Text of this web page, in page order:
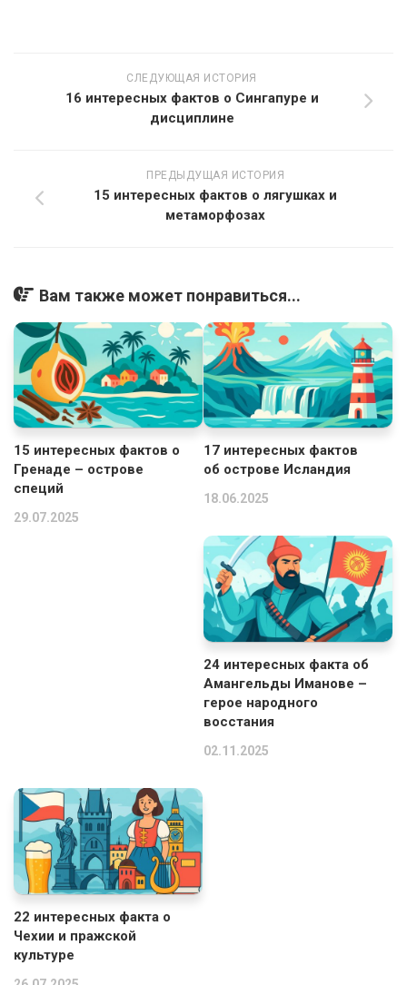
СЛЕДУЮЩАЯ ИСТОРИЯ
16 интересных фактов о Сингапуре и
дисциплине
ПРЕДЫДУЩАЯ ИСТОРИЯ
15 интересных фактов о лягушках и
метаморфозах
Вам также может понравиться...
15 интересных фактов о
Гренаде – острове
специй
29.07.2025
17 интересных фактов
об острове Исландия
18.06.2025
24 интересных факта об
Амангельды Иманове –
герое народного
восстания
02.11.2025
22 интересных факта о
Чехии и пражской
культуре